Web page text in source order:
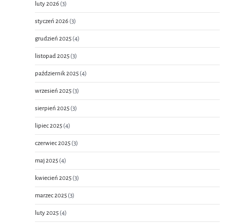
luty 2026 (3)
styczeń 2026 (3)
grudzień 2025 (4)
listopad 2025 (3)
październik 2025 (4)
wrzesień 2025 (3)
sierpień 2025 (3)
lipiec 2025 (4)
czerwiec 2025 (3)
maj 2025 (4)
kwiecień 2025 (3)
marzec 2025 (3)
luty 2025 (4)